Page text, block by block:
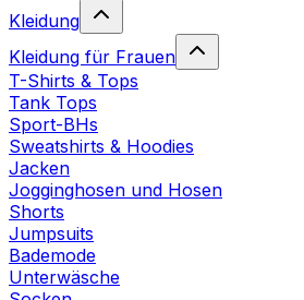
Kleidung
Kleidung für Frauen
T-Shirts & Tops
Tank Tops
Sport-BHs
Sweatshirts & Hoodies
Jacken
Jogginghosen und Hosen
Shorts
Jumpsuits
Bademode
Unterwäsche